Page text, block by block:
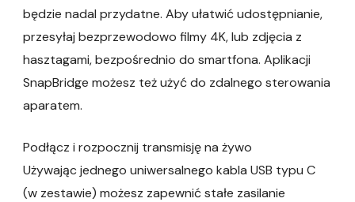
będzie nadal przydatne. Aby ułatwić udostępnianie,
przesyłaj bezprzewodowo filmy 4K, lub zdjęcia z
hasztagami, bezpośrednio do smartfona. Aplikacji
SnapBridge możesz też użyć do zdalnego sterowania
aparatem.
Podłącz i rozpocznij transmisję na żywo
Używając jednego uniwersalnego kabla USB typu C
(w zestawie) możesz zapewnić stałe zasilanie